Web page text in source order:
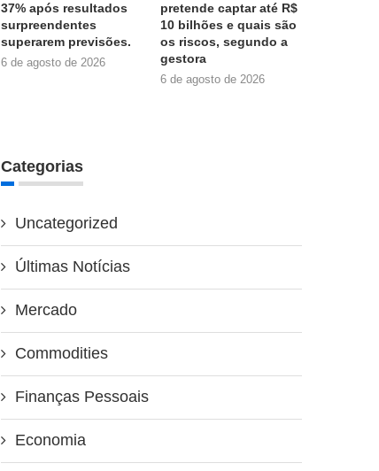
37% após resultados
surpreendentes
superarem previsões.
6 de agosto de 2026
pretende captar até R$
10 bilhões e quais são
os riscos, segundo a
gestora
6 de agosto de 2026
Categorias
Uncategorized
Últimas Notícias
Mercado
Commodities
Finanças Pessoais
Economia